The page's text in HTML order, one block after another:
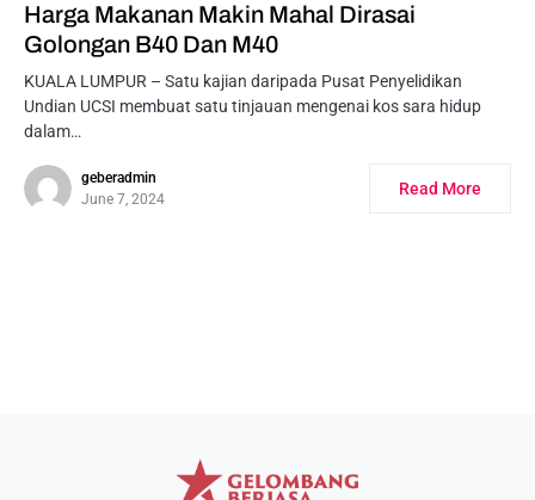
Harga Makanan Makin Mahal Dirasai
Golongan B40 Dan M40
KUALA LUMPUR – Satu kajian daripada Pusat Penyelidikan
Undian UCSI membuat satu tinjauan mengenai kos sara hidup
dalam…
geberadmin
June 7, 2024
Read More